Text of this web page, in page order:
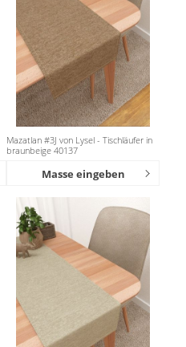
Mazatlan #3J von Lysel - Tischläufer in
braunbeige 40137
Masse eingeben